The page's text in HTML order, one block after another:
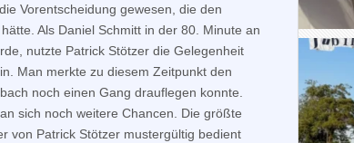
Vorentscheidung gewesen, die den
Als Daniel Schmitt in der 80. Minute an
nutzte Patrick Stötzer die Gelegenheit
Man merkte zu diesem Zeitpunkt den
noch einen Gang drauflegen konnte.
sich noch weitere Chancen. Die größte
von Patrick Stötzer mustergültig bedient